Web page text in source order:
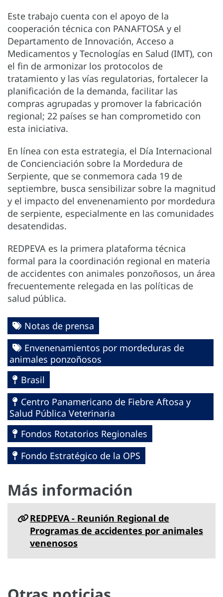
Este trabajo cuenta con el apoyo de la
cooperación técnica con PANAFTOSA y el
Departamento de Innovación, Acceso a
Medicamentos y Tecnologías en Salud (IMT), con
el fin de armonizar los protocolos de
tratamiento y las vías regulatorias, fortalecer la
planificación de la demanda, facilitar las
compras agrupadas y promover la fabricación
regional; 22 países se han comprometido con
esta iniciativa.
En línea con esta estrategia, el Día Internacional
de Concienciación sobre la Mordedura de
Serpiente, que se conmemora cada 19 de
septiembre, busca sensibilizar sobre la magnitud
y el impacto del envenenamiento por mordedura
de serpiente, especialmente en las comunidades
desatendidas.
REDPEVA es la primera plataforma técnica
formal para la coordinación regional en materia
de accidentes con animales ponzoñosos, un área
frecuentemente relegada en las políticas de
salud pública.
Notas de prensa
Envenenamientos por mordeduras de
animales ponzoñosos
Brasil
Centro Panamericano de Fiebre Aftosa y
Salud Pública Veterinaria
Fondos Rotatorios Regionales
Fondo Estratégico de la OPS
Más información
REDPEVA - Reunión Regional de
Programas de accidentes por animales
venenosos